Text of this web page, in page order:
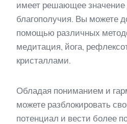
имеет решающее значение
благополучия. Вы можете
помощью различных
медитация, йога,
кристаллами.
Обладая пониманием и
можете разблокировать
потенциал и вести более